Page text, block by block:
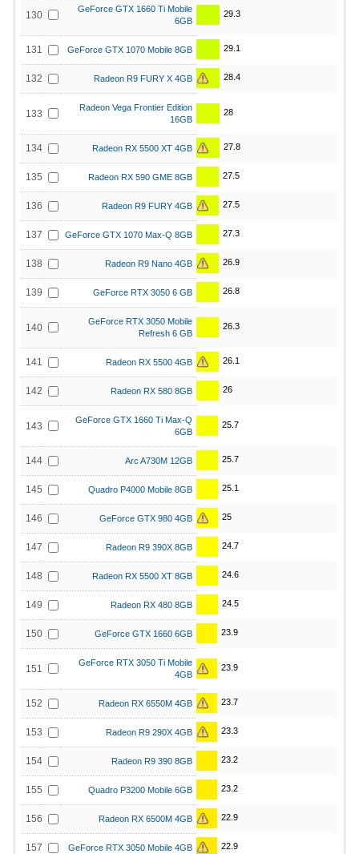
130
GeForce GTX 1660 Ti Mobile
6GB
29.3
131 GeForce GTX 1070 Mobile 8GB 29.1
132 Radeon R9 FURY X 4GB 28.4
133
Radeon Vega Frontier Edition
16GB
28
134 Radeon RX 5500 XT 4GB 27.8
135 Radeon RX 590 GME 8GB 27.5
136 Radeon R9 FURY 4GB 27.5
137 GeForce GTX 1070 Max-Q 8GB 27.3
138 Radeon R9 Nano 4GB 26.9
139 GeForce RTX 3050 6 GB 26.8
140
GeForce RTX 3050 Mobile
Refresh 6 GB
26.3
141 Radeon RX 5500 4GB 26.1
142 Radeon RX 580 8GB 26
143
GeForce GTX 1660 Ti Max-Q
6GB
25.7
144 Arc A730M 12GB 25.7
145 Quadro P4000 Mobile 8GB 25.1
146 GeForce GTX 980 4GB 25
147 Radeon R9 390X 8GB 24.7
148 Radeon RX 5500 XT 8GB 24.6
149 Radeon RX 480 8GB 24.5
150 GeForce GTX 1660 6GB 23.9
151
GeForce RTX 3050 Ti Mobile
4GB
23.9
152 Radeon RX 6550M 4GB 23.7
153 Radeon R9 290X 4GB 23.3
154 Radeon R9 390 8GB 23.2
155 Quadro P3200 Mobile 6GB 23.2
156 Radeon RX 6500M 4GB 22.9
157 GeForce RTX 3050 Mobile 4GB 22.9